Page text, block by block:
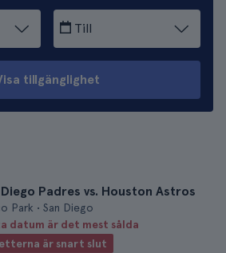
Till
tillgänglighet
Padres vs. Houston Astros
Park • San Diego
datum är det mest sålda
är snart slut